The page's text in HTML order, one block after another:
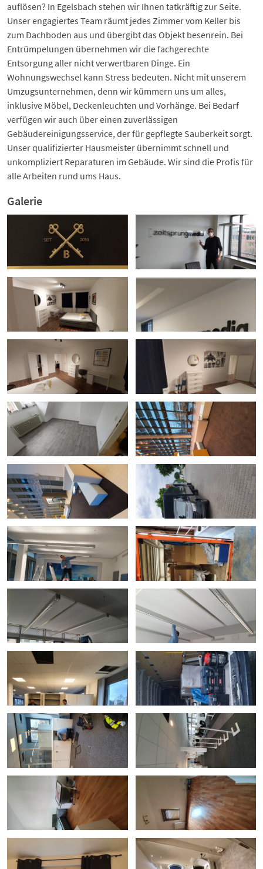
auflösen? In Egelsbach stehen wir Ihnen tatkräftig zur Seite.
Unser engagiertes Team räumt jedes Zimmer vom Keller bis
zum Dachboden aus und übergibt das Objekt besenrein. Bei
Entrümpelungen übernehmen wir die fachgerechte
Entsorgung aller nicht verwertbaren Dinge. Ein
Wohnungswechsel kann Stress bedeuten. Nicht mit unserem
Umzugsunternehmen, denn wir kümmern uns um alles,
inklusive Möbel, Deckenleuchten und Vorhänge. Bei Bedarf
verfügen wir auch über einen zuverlässigen
Gebäudereinigungsservice, der für gepflegte Sauberkeit sorgt.
Unser qualifizierter Hausmeister übernimmt schnell und
unkompliziert Reparaturen im Gebäude. Wir sind die Profis für
alle Arbeiten rund ums Haus.
Galerie